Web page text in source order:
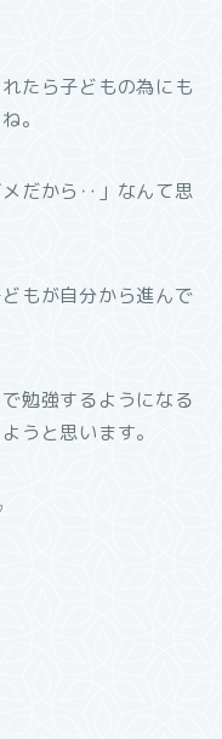
たら子どもの為にも
。
だから‥」なんて思
もが自分から進んで
勉強するようになる
うと思います。